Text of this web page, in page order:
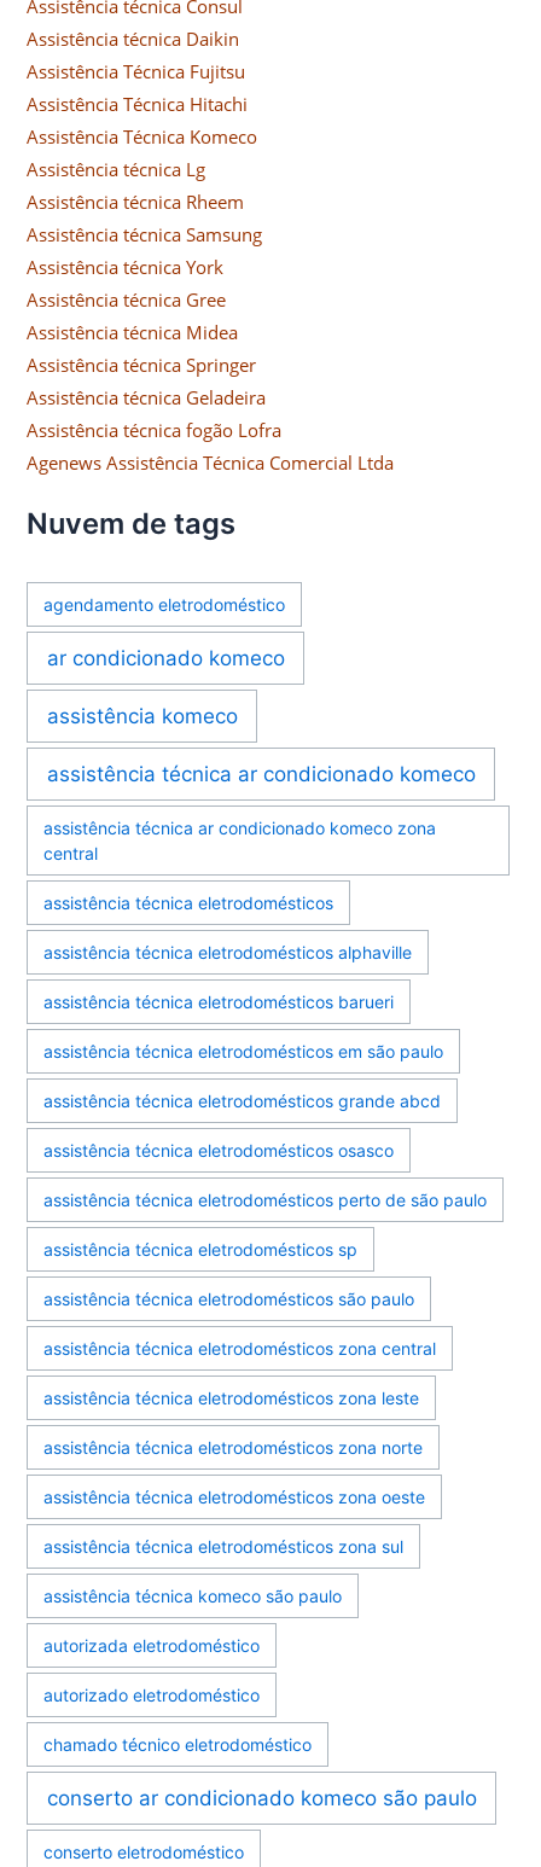
Assistência técnica Consul
Assistência técnica Daikin
Assistência Técnica Fujitsu
Assistência Técnica Hitachi
Assistência Técnica Komeco
Assistência técnica Lg
Assistência técnica Rheem
Assistência técnica Samsung
Assistência técnica York
Assistência técnica Gree
Assistência técnica Midea
Assistência técnica Springer
Assistência técnica Geladeira
Assistência técnica fogão Lofra
Agenews Assistência Técnica Comercial Ltda
Nuvem de tags
agendamento eletrodoméstico
ar condicionado komeco
assistência komeco
assistência técnica ar condicionado komeco
assistência técnica ar condicionado komeco zona
central
assistência técnica eletrodomésticos
assistência técnica eletrodomésticos alphaville
assistência técnica eletrodomésticos barueri
assistência técnica eletrodomésticos em são paulo
assistência técnica eletrodomésticos grande abcd
assistência técnica eletrodomésticos osasco
assistência técnica eletrodomésticos perto de são paulo
assistência técnica eletrodomésticos sp
assistência técnica eletrodomésticos são paulo
assistência técnica eletrodomésticos zona central
assistência técnica eletrodomésticos zona leste
assistência técnica eletrodomésticos zona norte
assistência técnica eletrodomésticos zona oeste
assistência técnica eletrodomésticos zona sul
assistência técnica komeco são paulo
autorizada eletrodoméstico
autorizado eletrodoméstico
chamado técnico eletrodoméstico
conserto ar condicionado komeco são paulo
conserto eletrodoméstico